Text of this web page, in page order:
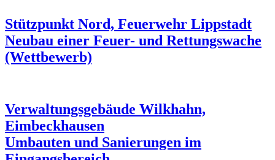
Stützpunkt Nord, Feuerwehr Lippstadt
Neubau einer Feuer- und Rettungswache
(Wettbewerb)
Verwaltungsgebäude Wilkhahn,
Eimbeckhausen
Umbauten und Sanierungen im